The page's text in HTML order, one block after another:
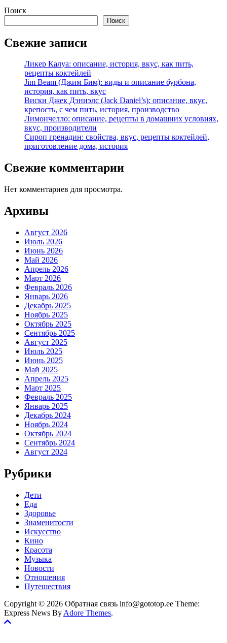
Поиск
Поиск
Свежие записи
Ликер Калуа: описание, история, вкус, как пить,
рецепты коктейлей
Jim Beam (Джим Бим): виды и описание бурбона,
история, как пить, вкус
Виски Джек Дэниэлс (Jack Daniel’s): описание, вкус,
крепость, с чем пить, история, производство
Лимончелло: описание, рецепты в домашних условиях,
вкус, производители
Сироп гренадин: свойства, вкус, рецепты коктейлей,
приготовление дома, история
Свежие комментарии
Нет комментариев для просмотра.
Архивы
Август 2026
Июль 2026
Июнь 2026
Май 2026
Апрель 2026
Март 2026
Февраль 2026
Январь 2026
Декабрь 2025
Ноябрь 2025
Октябрь 2025
Сентябрь 2025
Август 2025
Июль 2025
Июнь 2025
Май 2025
Апрель 2025
Март 2025
Февраль 2025
Январь 2025
Декабрь 2024
Ноябрь 2024
Октябрь 2024
Сентябрь 2024
Август 2024
Рубрики
Дети
Еда
Здоровье
Знаменитости
Искусство
Кино
Красота
Музыка
Новости
Отношения
Путешествия
Copyright © 2026 Обратная связь info@gototop.ee Theme:
Express News By Adore Themes.